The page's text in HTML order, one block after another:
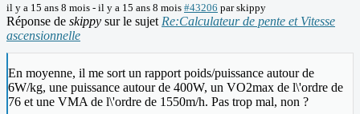
il y a 15 ans 8 mois - il y a 15 ans 8 mois #43206 parskippy
Réponse de skippy sur le sujet Re:Calculateur de pente et Vitesse
ascensionnelle
En moyenne, il me sort un rapport poids/puissance autour de
6W/kg, une puissance autour de 400W, un VO2max de l\'ordre de
76 et une VMA de l\'ordre de 1550m/h. Pas trop mal, non ?